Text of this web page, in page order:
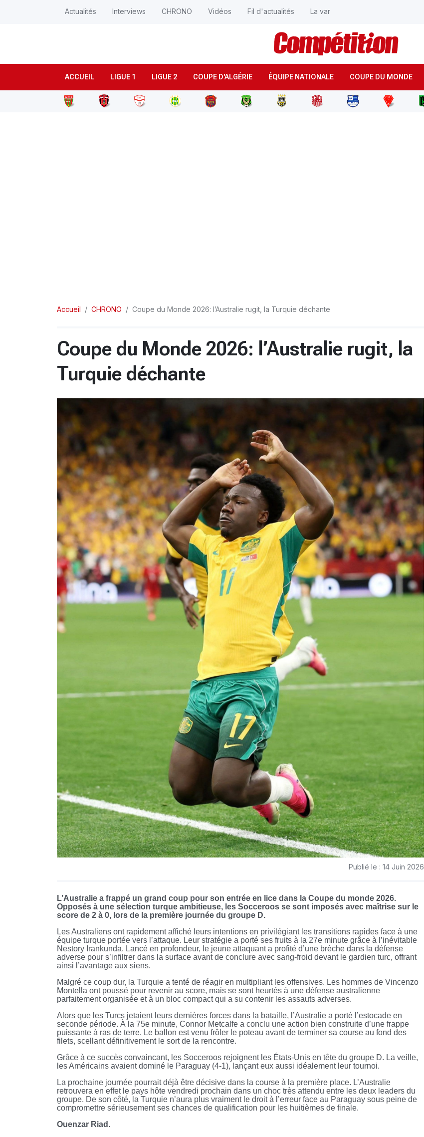
ACCUEIL LIGUE 1 LIGUE 2 COUPE D'ALGÉRIE ÉQUIPE NATIONALE COUPE DU MONDE
Actualités Interviews CHRONO Vidéos Fil d'actualités La var
Accueil CHRONO Coupe du Monde 2026: l’Australie rugit, la Turquie déchante
Coupe du Monde 2026: l’Australie rugit, la
Turquie déchante
Publié le : 14 Juin 2026
L’Australie a frappé un grand coup pour son entrée en lice dans la Coupe du monde 2026.
Opposés à une sélection turque ambitieuse, les Socceroos se sont imposés avec maîtrise sur le
score de 2 à 0, lors de la première journée du groupe D.
Les Australiens ont rapidement affiché leurs intentions en privilégiant les transitions rapides face à une
équipe turque portée vers l’attaque. Leur stratégie a porté ses fruits à la 27e minute grâce à l’inévitable
Nestory Irankunda. Lancé en profondeur, le jeune attaquant a profité d’une brèche dans la défense
adverse pour s’infiltrer dans la surface avant de conclure avec sang-froid devant le gardien turc, offrant
ainsi l’avantage aux siens.
Malgré ce coup dur, la Turquie a tenté de réagir en multipliant les offensives. Les hommes de Vincenzo
Montella ont poussé pour revenir au score, mais se sont heurtés à une défense australienne
parfaitement organisée et à un bloc compact qui a su contenir les assauts adverses.
Alors que les Turcs jetaient leurs dernières forces dans la bataille, l’Australie a porté l’estocade en
seconde période. À la 75e minute, Connor Metcalfe a conclu une action bien construite d’une frappe
puissante à ras de terre. Le ballon est venu frôler le poteau avant de terminer sa course au fond des
filets, scellant définitivement le sort de la rencontre.
Grâce à ce succès convaincant, les Socceroos rejoignent les États-Unis en tête du groupe D. La veille,
les Américains avaient dominé le Paraguay (4-1), lançant eux aussi idéalement leur tournoi.
La prochaine journée pourrait déjà être décisive dans la course à la première place. L’Australie
retrouvera en effet le pays hôte vendredi prochain dans un choc très attendu entre les deux leaders du
groupe. De son côté, la Turquie n’aura plus vraiment le droit à l’erreur face au Paraguay sous peine de
compromettre sérieusement ses chances de qualification pour les huitièmes de finale.
Ouenzar Riad.